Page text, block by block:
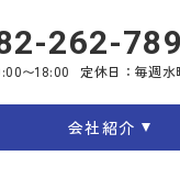
262-
〜18:00 定休日：毎週水
会社紹介